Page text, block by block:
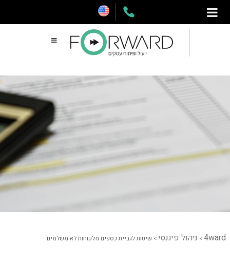
4ward
> ניהול פיננסי> שיטות לגביית כספים מלקוחות לא משלמים